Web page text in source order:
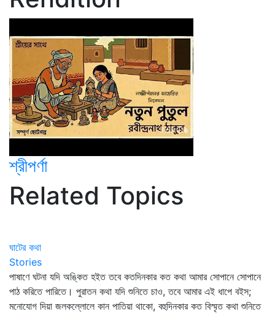
শ্রীপর্ণা
Related Topics
ঘাটের কথা
Stories
পাষাণে ঘটনা যদি অঙ্কিত হইত তবে কতদিনকার কত কথা আমার সোপানে সোপানে
পাঠ করিতে পারিতে। পুরাতন কথা যদি শুনিতে চাও, তবে আমার এই ধাপে বইস;
মনোযোগ দিয়া জলকল্লোলে কান পাতিয়া থাকো, বহুদিনকার কত বিস্মৃত কথা শুনিতে